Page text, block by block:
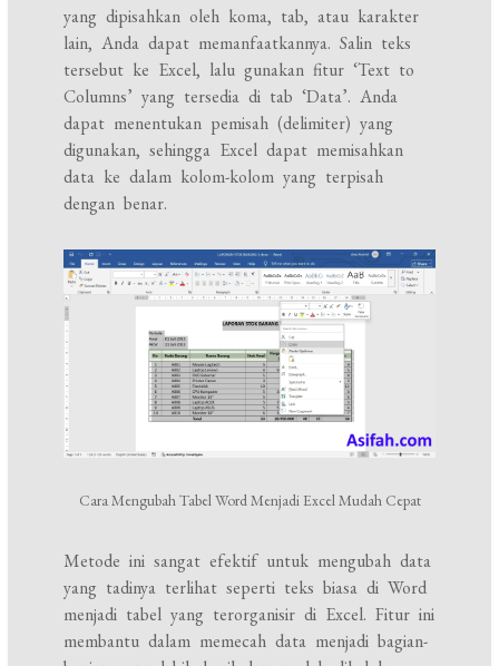
yang dipisahkan oleh koma, tab, atau karakter
lain, Anda dapat memanfaatkannya. Salin teks
tersebut ke Excel, lalu gunakan fitur ‘Text to
Columns’ yang tersedia di tab ‘Data’. Anda
dapat menentukan pemisah (delimiter) yang
digunakan, sehingga Excel dapat memisahkan
data ke dalam kolom-kolom yang terpisah
dengan benar.
Cara Mengubah Tabel Word Menjadi Excel Mudah Cepat
Metode ini sangat efektif untuk mengubah data
yang tadinya terlihat seperti teks biasa di Word
menjadi tabel yang terorganisir di Excel. Fitur ini
membantu dalam memecah data menjadi bagian-